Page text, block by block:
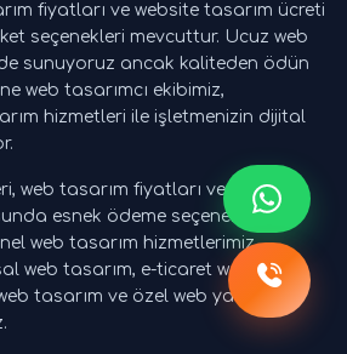
fiyatları ve website tasarım ücreti
seçenekleri mevcuttur. Ucuz web
sunuyoruz ancak kaliteden ödün
web tasarımcı ekibimiz,
hizmetleri ile işletmenizin dijital
web tasarım fiyatları ve website
esnek ödeme seçenekleri
web tasarım hizmetlerimiz
web tasarım, e-ticaret web
tasarım ve özel web yazılım